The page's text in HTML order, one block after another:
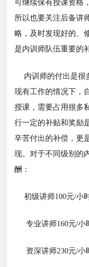
可继续保有授课资格
所以也要关注后备讲
略，及时发现好的、
是内训师队伍重要的
内训师的付出是很
现有工作的情况下，
授课，需要占用很多
行一定的补贴和奖励
辛苦付出的补偿，更
现。对于不同级别的
酬：
初级讲师100元/小
 专业讲师160元/小
 资深讲师230元/小